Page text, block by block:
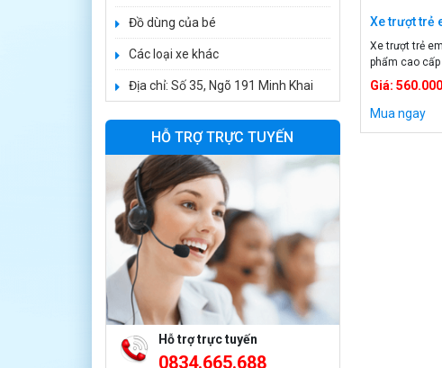
Xe trượt trẻ
Xe trượt trẻ
phẩm cao
chắc chắn, an
scootrer trẻ
em Thông tin
Giá:
Mua ngay
Đồ dùng của bé
Các loại xe khác
Địa chỉ: Số 35, Ngõ 191 Minh Khai
HỖ TRỢ TRỰC TUYẾN
Hỗ trợ trực tuyến
0834.665.688
1.950.000 ₫
trẻ em FE-188
520.000 ₫
Xe 3 bánh trẻ em
968
350.000 ₫
550.000 ₫
Xe máy điện trẻ
em vecpa XW02
950.000 ₫
1.250.000 ₫